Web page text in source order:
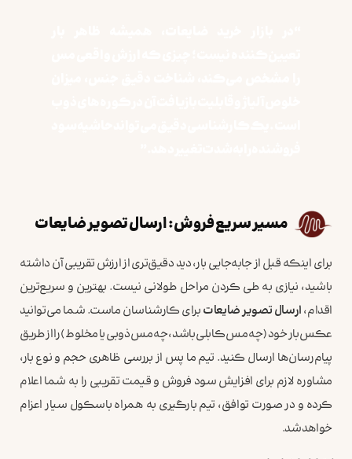
مسیر سریع فروش: ارسال تصویر ضایعات
برای اینکه قبل از جابه‌جایی بار، دید دقیق‌تری از ارزش تقریبی آن داشته
باشید، نیازی به طی کردن مراحل طولانی نیست. بهترین و سریع‌ترین
اقدام،ارسال تصویر ضایعاتبرای کارشناسان ماست. شما می‌توانید
عکس بار خود (چه مس کابلی باشد، چه مس ذوبی یا مخلوط) را از طریق
پیام‌رسان‌ها ارسال کنید. تیم ما پس از بررسی ظاهری حجم و نوع بار،
مشاوره لازم برای افزایش سود فروش و قیمت تقریبی را به شما اعلام
کرده و در صورت توافق، تیم بارگیری به همراه باسکول سیار اعزام
خواهد شد.